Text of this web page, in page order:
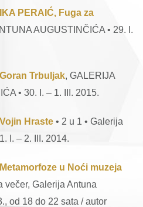
PERAIĆ, Fuga za
AUGUSTINČIĆA • 29. I.
Trbuljak, GALERIJA
• 30. I. – 1. III. 2015.
Hraste • 2 u 1 • Galerija
I. – 2. III. 2014.
u Noći muzeja
večer, Galerija Antuna
od 18 do 22 sata / autor